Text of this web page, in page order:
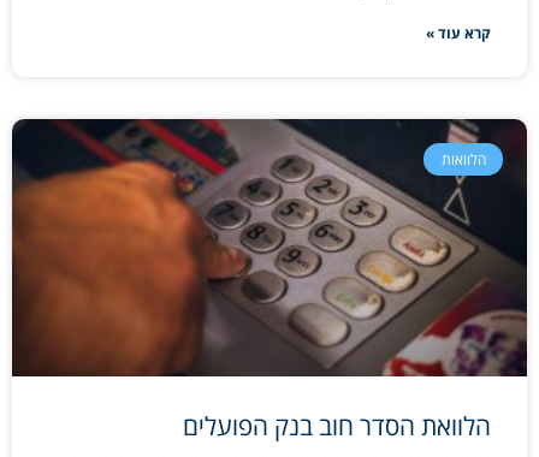
קרא עוד »
הלוואות
הלוואת הסדר חוב בנק הפועלים